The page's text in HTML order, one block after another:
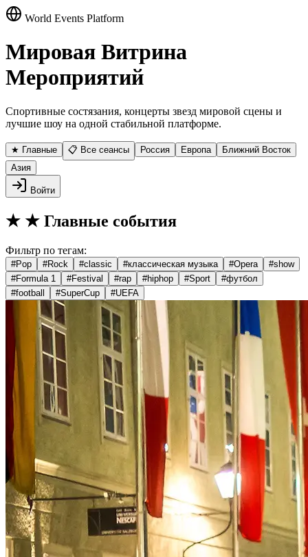
World Events Platform
Мировая Витрина
Мероприятий
Спортивные состязания, концерты звезд мировой сцены и
лучшие шоу на одной стабильной платформе.
★ Главные 📋 Все сеансы Россия Европа
Ближний Восток
Азия
Войти
★ ★ Главные события
Фильтр по тегам:
#Pop #Rock #classic #классическая музыка #Opera #show
#Formula 1 #Festival #rap #hiphop #Sport #футбол
#football #SuperCup #UEFA